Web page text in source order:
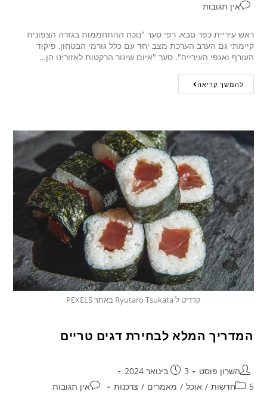
אין תגובות
ראש עיריית כפר סבא, רפי סער "נוכח ההתחממות בגזרה הצפונית
קיימתי גם הערב הערכת מצב יחד עם כלל גורמי הבטחון, פיקוד
העורף ואגפי העירייה". סער "איום שיגור הרקטות לאזורינו הן…
להמשך קריאה
קרדיט ל Ryutaro Tsukata באתר PEXELS
המדריך המלא לבחירת דגים טריים
השרון פוסט
3 בינואר 2024
5חדשות
/ אוכל / מאמרים / צרכנות אין תגובות